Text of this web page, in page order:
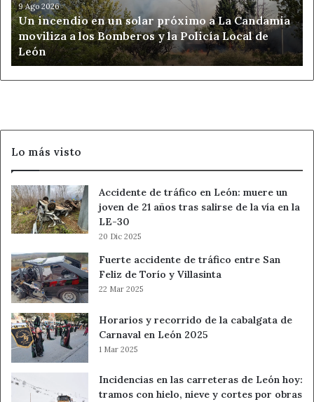
a
La
Candamia
moviliza
a
los
Local
de
León
9 Ago 2026
Un incendio en un solar próximo a La Candamia
moviliza a los Bomberos y la Policía Local de
León
Lo más visto
Accidente de tráfico en León: muere un
joven de 21 años tras salirse de la vía en la
LE-30
20 Dic 2025
Fuerte accidente de tráfico entre San
Feliz de Torío y Villasinta
22 Mar 2025
Horarios y recorrido de la cabalgata de
Carnaval en León 2025
1 Mar 2025
Incidencias en las carreteras de León hoy:
tramos con hielo, nieve y cortes por obras